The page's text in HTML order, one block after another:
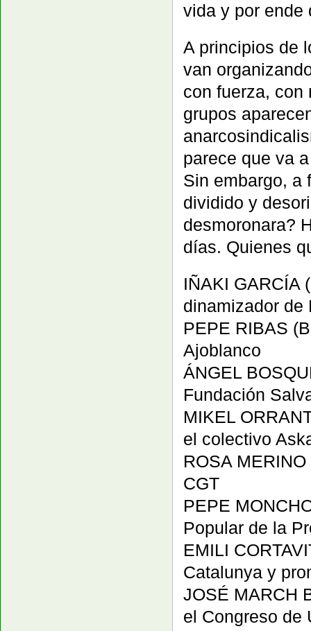
vida y por ende
A principios de
van
con fuerza, con
grupos
parece que va
Sin embargo, a
dividido y
desmoronara?
días. Quienes
IÑAKI GARCÍA
dinamizador de
PEPE RIBAS
Ajoblanco
ÁNGEL
Fundación
MIKEL
el colectivo
ROSA
CGT
PEPE
Popular de la
EMILI
Catalunya y
JOSÉ MARCH
el Congreso de